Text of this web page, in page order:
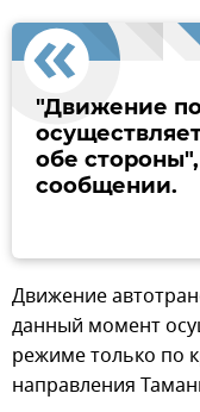
"Движение
обе
сообщении.
Движение
данный момент
режиме только по
направления